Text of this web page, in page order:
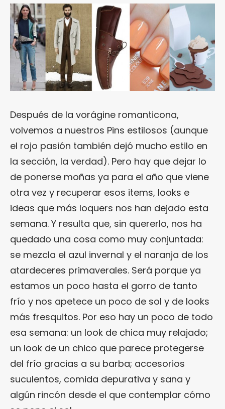
Después de la vorágine romanticona,
volvemos a nuestros Pins estilosos (aunque
el rojo pasión también dejó mucho estilo en
la sección, la verdad). Pero hay que dejar lo
de ponerse moñas ya para el año que viene
otra vez y recuperar esos items, looks e
ideas que más loquers nos han dejado esta
semana. Y resulta que, sin quererlo, nos ha
quedado una cosa como muy conjuntada:
se mezcla el azul invernal y el naranja de los
atardeceres primaverales. Será porque ya
estamos un poco hasta el gorro de tanto
frío y nos apetece un poco de sol y de looks
más fresquitos. Por eso hay un poco de todo
esa semana: un look de chica muy relajado;
un look de un chico que parece protegerse
del frío gracias a su barba; accesorios
suculentos, comida depurativa y sana y
algún rincón desde el que contemplar cómo